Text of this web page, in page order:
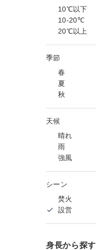
10℃以下
10-20℃
20℃以上
季節
春
夏
秋
天候
晴れ
雨
強風
シーン
焚火
設営
身長から探す